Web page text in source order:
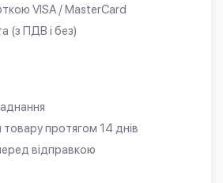
VISA / MasterCard
(з ПДВ і без)
протягом 14 днів
відправкою